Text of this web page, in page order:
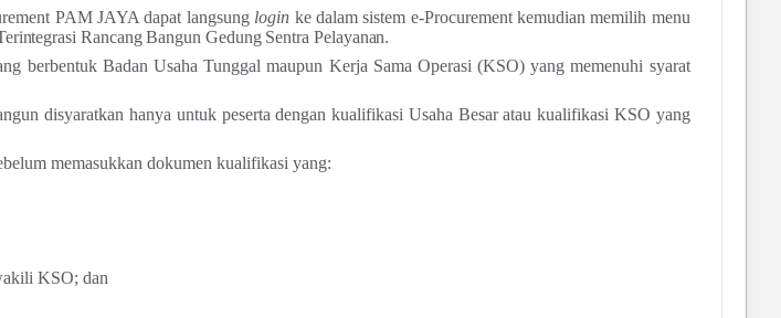
PAM JAYA dapat langsung login ke dalam sistem e-Procurement kemudian memilih menu
Rancang Bangun Gedung Sentra Pelayanan.
berbentuk Badan Usaha Tunggal maupun Kerja Sama Operasi (KSO) yang memenuhi syarat
disyaratkan hanya untuk peserta dengan kualifikasi Usaha Besar atau kualifikasi KSO yang
memasukkan dokumen kualifikasi yang:
KSO; dan